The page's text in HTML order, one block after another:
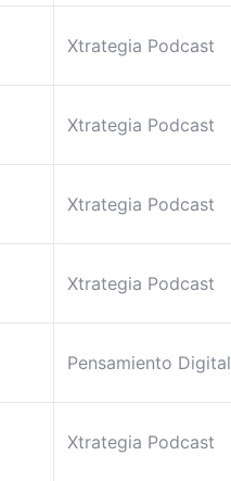
Xtrategia Podcast
Xtrategia Podcast
Xtrategia Podcast
Xtrategia Podcast
Pensamiento Digital
Xtrategia Podcast